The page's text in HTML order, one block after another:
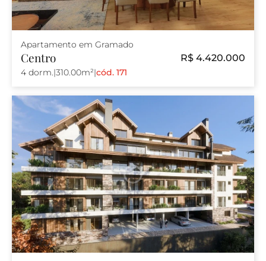
Apartamento em Gramado
Centro R$ 4.420.000
4 dorm.|310.00m²|cód. 171